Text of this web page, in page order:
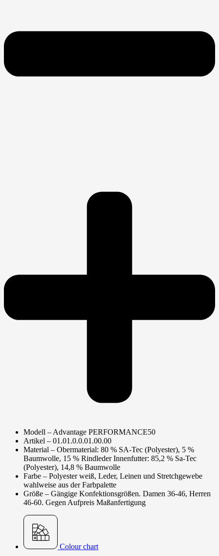
Modell – Advantage PERFORMANCE50
Artikel – 01.01.0.0.01.00.00
Material – Obermaterial: 80 % SA-Tec (Polyester), 5 %
Baumwolle, 15 % Rindleder Innenfutter: 85,2 % Sa-Tec
(Polyester), 14,8 % Baumwolle
Farbe – Polyester weiß, Leder, Leinen und Stretchgewebe
wahlweise aus der Farbpalette
Größe – Gängige Konfektionsgrößen. Damen 36-46, Herren
46-60. Gegen Aufpreis Maßanfertigung
Colour chart